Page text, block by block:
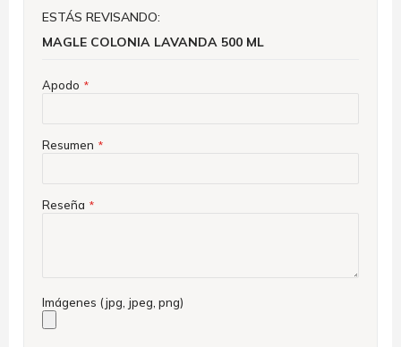
ESTÁS REVISANDO:
MAGLE COLONIA LAVANDA 500 ML
Apodo
Resumen
Reseña
Imágenes (jpg, jpeg, png)